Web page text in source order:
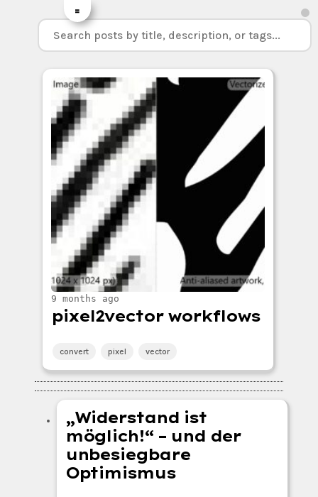
=
9 months ago
pixel2vector workflows
convert pixel vector
„Widerstand ist
möglich!“ – und der
unbesiegbare
Optimismus